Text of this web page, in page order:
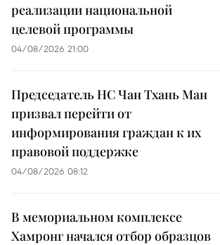
реализации национальной
целевой программы
04/08/2026 21:00
Председатель НС Чан Тхань Ман
призвал перейти от
информирования граждан к их
правовой поддержке
04/08/2026 08:12
В мемориальном комплексе
Хамронг начался отбор образцов